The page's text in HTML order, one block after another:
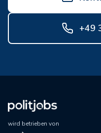
+49
wird betrieben von